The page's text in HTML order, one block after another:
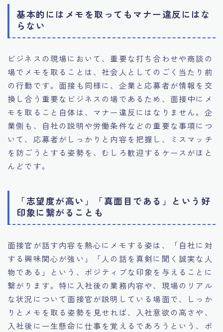
基本的にはメモを取ってもマナー違反にはな
らない
ビジネスの現場において、重要な打ち合わせや商談の
場でメモを取ることは、社会人としてのごく当たり前
の行動です。面接も同様に、企業と応募者が情報を交
換し合う重要なビジネスの場であるため、面接中にメ
モを取ること自体は、マナー違反にはなりません。企
業側も、自社の説明や労働条件などの重要な事項につ
いて、応募者がしっかりと内容を把握し、ミスマッチ
を防ごうとする姿勢を、むしろ歓迎するケースがほと
んどです。
「志望度が高い」「真面目である」という好
印象に繋がることも
面接官が話す内容を熱心にメモする姿は、「自社に対
する興味関心が強い」「人の話を真剣に聞く誠実な人
物である」という、ポジティブな印象を与えることに
繋がります。特に入社後の業務内容や、現場のリアル
な状況について面接官が説明している場面で、しっか
りとメモを取る姿勢を見せれば、入社意欲の高さや、
入社後に一生懸命に仕事を覚えるであろうという、ポ